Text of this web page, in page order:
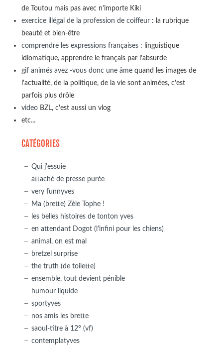
de Toutou mais pas avec n'importe Kiki
exercice illégal de la profession de coiffeur: la rubrique
beauté et bien-être
comprendre les expressions françaises: linguistique
idiomatique, apprendre le français par l'absurde
gif animés avez -vous donc une âmequand les images de
l'actualité, de la politique, de la vie sont animées, c'est
parfois plus drôle
videoBZL, c'est aussi un vlog
etc...
CATÉGORIES
Qui j'essuie
attaché de presse purée
very funnyves
Ma (brette) Zèle Tophe !
les belles histoires de tonton yves
en attendant Dogot (l'infini pour les chiens)
animal, on est mal
bretzel surprise
the truth (de toilette)
ensemble, tout devient pénible
humour liquide
sportyves
nos amis les brette
saoul-titre à 12° (vf)
contemplatyves